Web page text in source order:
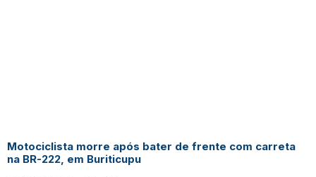
Motociclista morre após bater de frente com carreta
na BR-222, em Buriticupu